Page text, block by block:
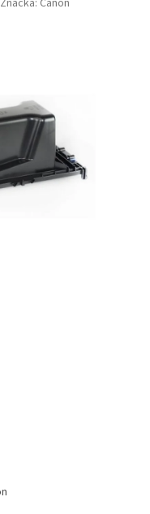
Značka: Canon